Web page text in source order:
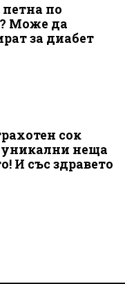
по
Може да
за диабет
сок
неща
И със здравето